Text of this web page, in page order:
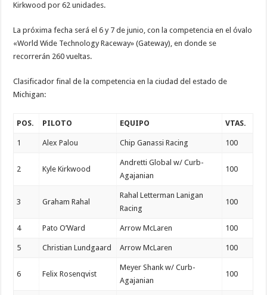
Kirkwood por 62 unidades.
La próxima fecha será el 6 y 7 de junio, con la competencia en el óvalo
«World Wide Technology Raceway» (Gateway), en donde se
recorrerán 260 vueltas.
Clasificador final de la competencia en la ciudad del estado de
Michigan:
POS. PILOTO EQUIPO VTAS.
1 Alex Palou Chip Ganassi Racing 100
2 Kyle Kirkwood
Andretti Global w/ Curb-
Agajanian
100
3 Graham Rahal
Rahal Letterman Lanigan
Racing
100
4 Pato O’Ward Arrow McLaren 100
5 Christian Lundgaard Arrow McLaren 100
6 Felix Rosenqvist
Meyer Shank w/ Curb-
Agajanian
100